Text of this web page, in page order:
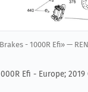
- 1000R Efi» —
Efi - Europe;